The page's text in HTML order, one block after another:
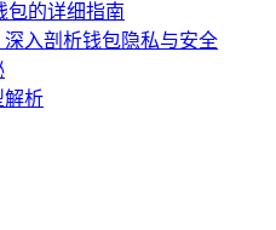
包的详细指南
入剖析钱包隐私与安全
解析